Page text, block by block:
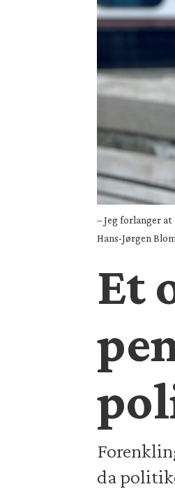
– Jeg forlanger
Hans-Jørgen
Et
da